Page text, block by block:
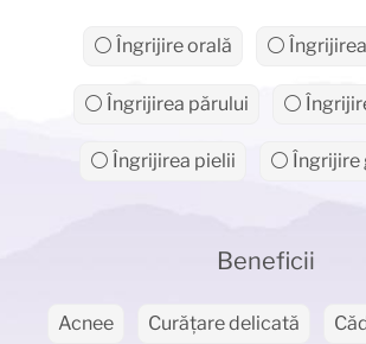
⚪ Îngrijire orală ⚪
⚪ Îngrijirea părului ⚪
⚪ Îngrijirea pielii ⚪ Îngrijire
Beneficii
Acnee Curățare delicată